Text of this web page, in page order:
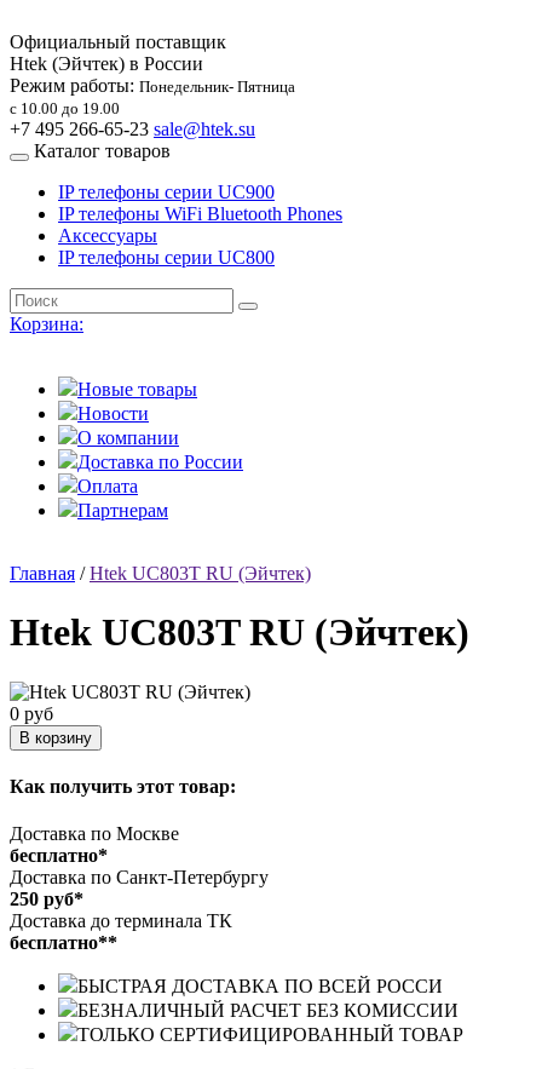
Официальный поставщик
Htek (Эйчтек) в России
Режим работы: Понедельник- Пятница
с 10.00 до 19.00
+7 495 266-65-23 sale@htek.su
Каталог товаров
IP телефоны серии UC900
IP телефоны WiFi Bluetooth Phones
Аксессуары
IP телефоны серии UC800
Корзина:
Новые товары
Новости
О компании
Доставка по России
Оплата
Партнерам
Главная /Htek UC803T RU (Эйчтек)
Htek UC803T RU (Эйчтек)
0 руб
Как получить этот товар:
Доставка по Москве
бесплатно*
Доставка по Санкт-Петербургу
250 руб*
Доставка до терминала ТК
бесплатно**
БЫСТРАЯ ДОСТАВКА ПО ВСЕЙ РОССИ
БЕЗНАЛИЧНЫЙ РАСЧЕТ БЕЗ КОМИССИИ
ТОЛЬКО СЕРТИФИЦИРОВАННЫЙ ТОВАР